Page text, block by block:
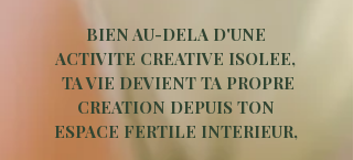
BIEN AU-DELA D'UNE
ACTIVITE CREATIVE ISOLEE,
TA VIE DEVIENT TA PROPRE
CREATION DEPUIS TON
ESPACE FERTILE INTERIEUR,